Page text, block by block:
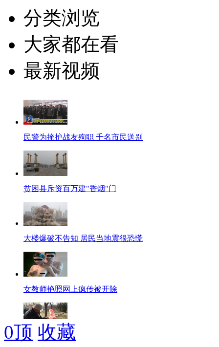
分类浏览
大家都在看
最新视频
民警为掩护战友殉职 千名市民送别
贫困县斥资百万建"香烟"门
大楼爆破不告知 居民当地震很恐慌
女教师艳照网上疯传被开除
河南航模老人变废为宝追寻"飞天梦"
0顶 收藏